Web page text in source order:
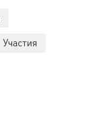
Участия